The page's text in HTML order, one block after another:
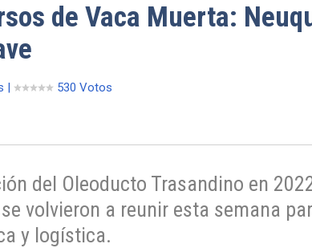
de Vaca Muerta:
| 530 Votos
del Oleoducto Trasandino en
volvieron a reunir esta semana
y logística.